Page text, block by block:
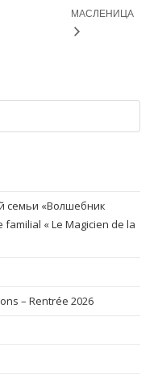
МАСЛЕНИЦА
семьи «Волшебник
familial « Le Magicien de la
– Rentrée 2026